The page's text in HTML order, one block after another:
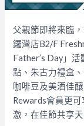
父親節即將來臨
鑼灣店B2/F
Father’s Day」
點、朱古力禮盒
咖啡豆及美酒佳
Rewards會員更
激，在佳節共享天